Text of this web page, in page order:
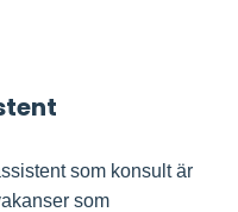
som konsult är
som